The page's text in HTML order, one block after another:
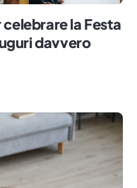
la Festa
davvero